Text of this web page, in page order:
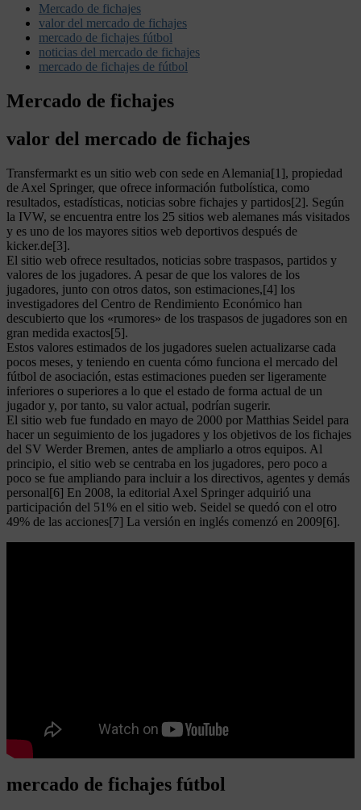
Mercado de fichajes
valor del mercado de fichajes
mercado de fichajes fútbol
noticias del mercado de fichajes
mercado de fichajes de fútbol
Mercado de fichajes
valor del mercado de fichajes
Transfermarkt es un sitio web con sede en Alemania[1], propiedad
de Axel Springer, que ofrece información futbolística, como
resultados, estadísticas, noticias sobre fichajes y partidos[2]. Según
la IVW, se encuentra entre los 25 sitios web alemanes más visitados
y es uno de los mayores sitios web deportivos después de
kicker.de[3].
El sitio web ofrece resultados, noticias sobre traspasos, partidos y
valores de los jugadores. A pesar de que los valores de los
jugadores, junto con otros datos, son estimaciones,[4] los
investigadores del Centro de Rendimiento Económico han
descubierto que los «rumores» de los traspasos de jugadores son en
gran medida exactos[5].
Estos valores estimados de los jugadores suelen actualizarse cada
pocos meses, y teniendo en cuenta cómo funciona el mercado del
fútbol de asociación, estas estimaciones pueden ser ligeramente
inferiores o superiores a lo que el estado de forma actual de un
jugador y, por tanto, su valor actual, podrían sugerir.
El sitio web fue fundado en mayo de 2000 por Matthias Seidel para
hacer un seguimiento de los jugadores y los objetivos de los fichajes
del SV Werder Bremen, antes de ampliarlo a otros equipos. Al
principio, el sitio web se centraba en los jugadores, pero poco a
poco se fue ampliando para incluir a los directivos, agentes y demás
personal[6] En 2008, la editorial Axel Springer adquirió una
participación del 51% en el sitio web. Seidel se quedó con el otro
49% de las acciones[7] La versión en inglés comenzó en 2009[6].
mercado de fichajes fútbol